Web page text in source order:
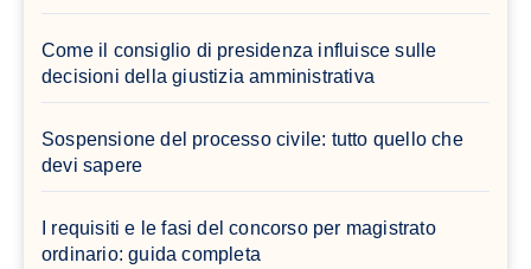
Come il consiglio di presidenza influisce sulle
decisioni della giustizia amministrativa
Sospensione del processo civile: tutto quello che
devi sapere
I requisiti e le fasi del concorso per magistrato
ordinario: guida completa